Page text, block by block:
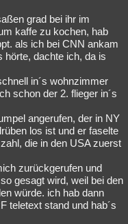
grad bei ihr im
kaffe zu kochen, hab
als ich bei CNN ankam
hörte, dachte ich, da is
in´s wohnzimmer
schon der 2. flieger in´s
angerufen, der in NY
los ist und er faselte
die in den USA zuerst
zurückgerufen und
gesagt wird, weil bei den
würde. ich hab dann
teletext stand und hab´s